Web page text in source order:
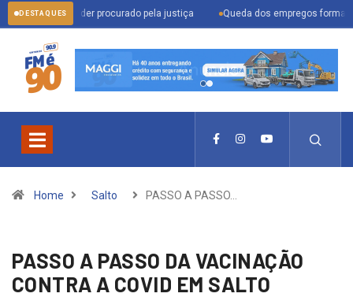
DESTAQUES
prender procurado pela justiça Queda dos empregos formais em Itu
Home Salto PASSO A PASSO…
PASSO A PASSO DA VACINAÇÃO
CONTRA A COVID EM SALTO